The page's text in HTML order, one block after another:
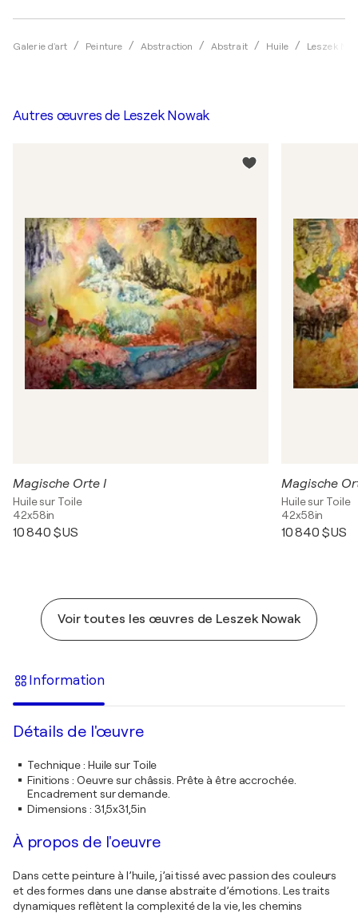
Galerie d'art Peinture Abstraction Abstrait Huile Leszek
Autres œuvres de Leszek Nowak
Magische Orte I
Huile sur Toile
42x58in
10 840 $US
Magische
Huile sur Toile
42x58in
10 840 $US
Voir toutes les œuvres de Leszek Nowak
Information
Détails de l'œuvre
Technique: Huile sur Toile
Finitions : Oeuvre sur châssis. Prête à être accrochée.
Encadrement sur demande.
Dimensions : 31,5x31,5in
À propos de l'oeuvre
Dans cette peinture à l’huile, j’ai tissé avec passion des couleurs
et des formes dans une danse abstraite d’émotions. Les traits
dynamiques reflètent la complexité de la vie, les chemins